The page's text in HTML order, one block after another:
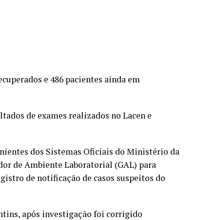
e 486 pacientes ainda em
de exames realizados no Lacen e
dos Sistemas Oficiais do Ministério da
de Ambiente Laboratorial (GAL) para
de notificação de casos suspeitos do
após investigação foi corrigido